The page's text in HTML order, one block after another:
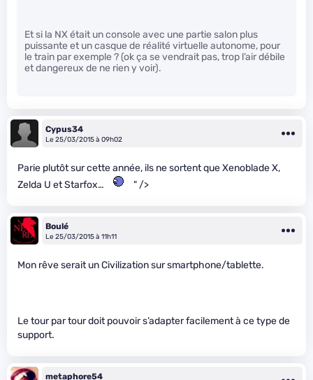
Et si la NX était un console avec une partie salon plus
puissante et un casque de réalité virtuelle autonome, pour
le train par exemple ? (ok ça se vendrait pas, trop l’air débile
et dangereux de ne rien y voir).
Cypus34
Le 25/03/2015 à 09h02
Parie plutôt sur cette année, ils ne sortent que Xenoblade X,
Zelda U et Starfox…
" />
Boulé
Le 25/03/2015 à 11h11
Mon rêve serait un Civilization sur smartphone/tablette.
Le tour par tour doit pouvoir s’adapter facilement à ce type de
support.
metaphore54